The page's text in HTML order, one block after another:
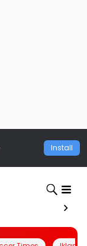
Install